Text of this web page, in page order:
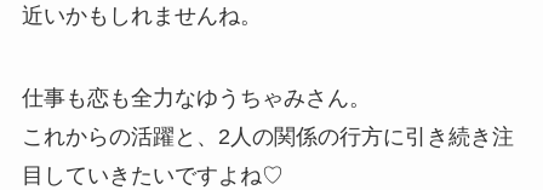
近いかもしれませんね。
仕事も恋も全力なゆうちゃみさん。
これからの活躍と、2人の関係の行方に引き続き注
目していきたいですよね♡